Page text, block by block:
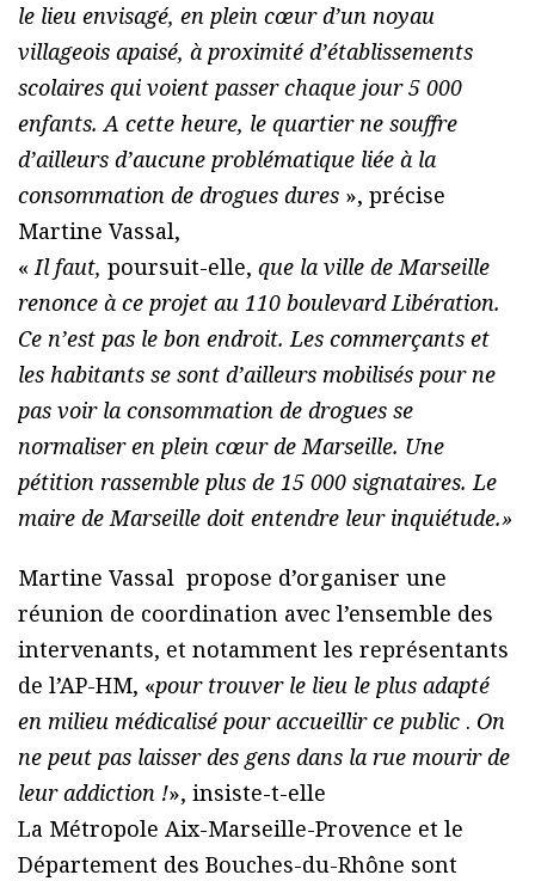
le lieu envisagé, en plein cœur d’un noyau
villageois apaisé, à proximité d’établissements
scolaires qui voient passer chaque jour 5 000
enfants. A cette heure, le quartier ne souffre
d’ailleurs d’aucune problématique liée à la
consommation de drogues dures », précise
Martine Vassal,
«Il faut, poursuit-elle, que la ville de Marseille
renonce à ce projet au 110 boulevard Libération.
Ce n’est pas le bon endroit. Les commerçants et
les habitants se sont d’ailleurs mobilisés pour ne
pas voir la consommation de drogues se
normaliser en plein cœur de Marseille. Une
pétition rassemble plus de 15 000 signataires.Le
maire de Marseille doit entendre leur inquiétude.»
Martine Vassal propose d’organiser une
réunion de coordination avec l’ensemble des
intervenants, et notamment les représentants
de l’AP-HM, «pour trouver le lieu le plus adapté
en milieu médicalisé pour accueillir ce public . On
ne peut pas laisser des gens dans la rue mourir de
leur addiction !», insiste-t-elle
La Métropole Aix-Marseille-Provence et le
Département des Bouches-du-Rhône sont